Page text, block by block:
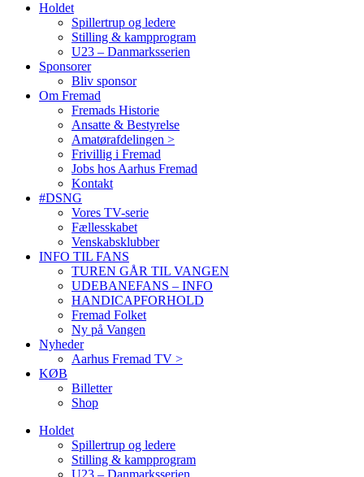
Holdet
Spillertrup og ledere
Stilling & kampprogram
U23 – Danmarksserien
Sponsorer
Bliv sponsor
Om Fremad
Fremads Historie
Ansatte & Bestyrelse
Amatørafdelingen >
Frivillig i Fremad
Jobs hos Aarhus Fremad
Kontakt
#DSNG
Vores TV-serie
Fællesskabet
Venskabsklubber
INFO TIL FANS
TUREN GÅR TIL VANGEN
UDEBANEFANS – INFO
HANDICAPFORHOLD
Fremad Folket
Ny på Vangen
Nyheder
Aarhus Fremad TV >
KØB
Billetter
Shop
Holdet
Spillertrup og ledere
Stilling & kampprogram
U23 – Danmarksserien